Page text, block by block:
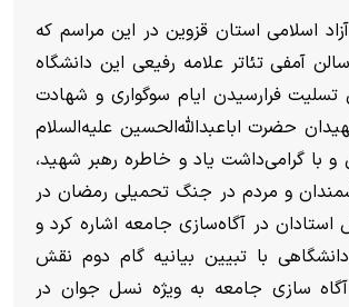
اسلامی استان قزوین در این مراسم که
آمفی تئاتر علامه رفیعی این دانشگاه
تسلیت فرارسیدن ایام سوگواری و شهادت
حضرت اباعبدالله‌الحسین علیه‌السلام
و با گرامی‌داشت یاد و خاطره رهبر شهید،
و مردم در جنگ تحمیلی رمضان در
در آگاه‌سازی جامعه اشاره کرد و
با تبیین بیانیه گام دوم نقش
آگاه سازی جامعه به ویژه نسل جوان در